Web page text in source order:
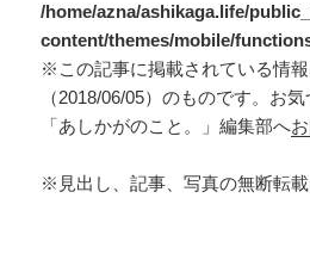
/home/azna/ashikaga.life/
content/themes/mobile/
※この記事に掲載されている情
（2018/06/05）のものです。お
「あしかがのこと。」編集部へ
※見出し、記事、写真の無断転載